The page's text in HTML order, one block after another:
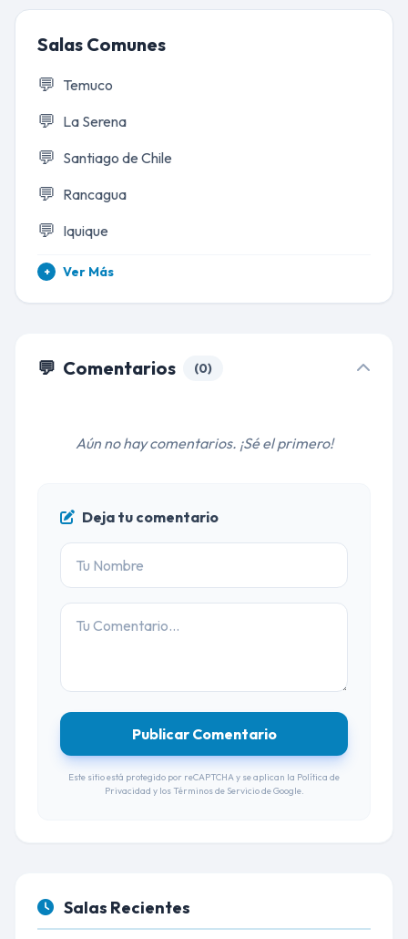
Salas Recientes
Salas Comunes
💬 Temuco
💬 La Serena
💬 Santiago de Chile
💬 Rancagua
💬 Iquique
+ Ver Más
💬 Comentarios (0)
Aún no hay comentarios. ¡Sé el primero!
Deja tu comentario
Publicar Comentario
Este sitio está protegido por reCAPTCHA y se aplican la Política de
Privacidad y losTérminos de Serviciode Google.